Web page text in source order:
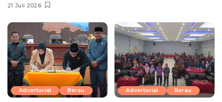
21 Juli 2026
Advertorial Berau Advertorial Berau